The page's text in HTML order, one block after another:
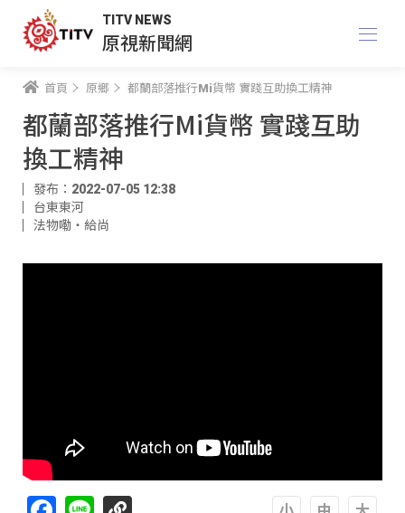
TITV NEWS
原視新聞網
首頁 原鄉 都蘭部落推行Mi貨幣 實踐互助換工精神
都蘭部落推行Mi貨幣 實踐互助
換工精神
發布：2022-07-05 12:38
台東東河
法物嘞‧給尚
Facebook
Line